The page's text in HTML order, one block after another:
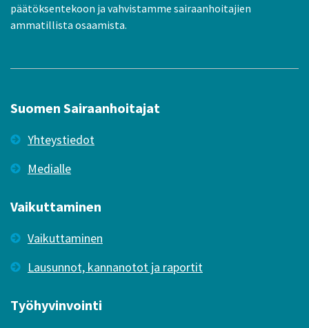
päätöksentekoon ja vahvistamme sairaanhoitajien
ammatillista osaamista.
Suomen Sairaanhoitajat
Yhteystiedot
Medialle
Vaikuttaminen
Vaikuttaminen
Lausunnot, kannanotot ja raportit
Työhyvinvointi